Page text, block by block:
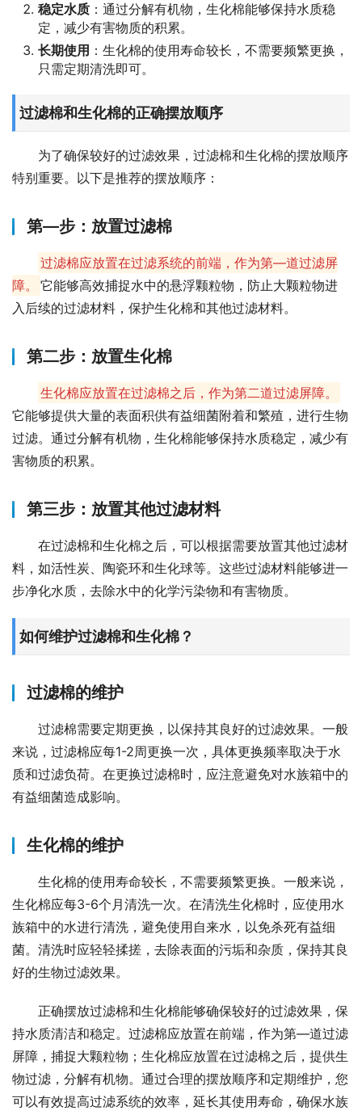
稳定水质 ：通过分解有机物，生化棉能够保持水质稳
定，减少有害物质的积累。
长期使用 ：生化棉的使用寿命较长，不需要频繁更换，
只需定期清洗即可。
过滤棉和生化棉的正确摆放顺序
为了确保较好的过滤效果，过滤棉和生化棉的摆放顺序
特别重要。以下是推荐的摆放顺序：
第—步：放置过滤棉
过滤棉应放置在过滤系统的前端，作为第—道过滤屏
障。
它能够高效捕捉水中的悬浮颗粒物，防止大颗粒物进
入后续的过滤材料，保护生化棉和其他过滤材料。
第二步：放置生化棉
生化棉应放置在过滤棉之后，作为第二道过滤屏障。
它能够提供大量的表面积供有益细菌附着和繁殖，进行生物
过滤。通过分解有机物，生化棉能够保持水质稳定，减少有
害物质的积累。
第三步：放置其他过滤材料
在过滤棉和生化棉之后，可以根据需要放置其他过滤材
料，如活性炭、陶瓷环和生化球等。这些过滤材料能够进一
步净化水质，去除水中的化学污染物和有害物质。
如何维护过滤棉和生化棉？
过滤棉的维护
过滤棉需要定期更换，以保持其良好的过滤效果。一般
来说，过滤棉应每1-2周更换一次，具体更换频率取决于水
质和过滤负荷。在更换过滤棉时，应注意避免对水族箱中的
有益细菌造成影响。
生化棉的维护
生化棉的使用寿命较长，不需要频繁更换。一般来说，
生化棉应每3-6个月清洗一次。在清洗生化棉时，应使用水
族箱中的水进行清洗，避免使用自来水，以免杀死有益细
菌。清洗时应轻轻揉搓，去除表面的污垢和杂质，保持其良
好的生物过滤效果。
正确摆放过滤棉和生化棉能够确保较好的过滤效果，保
持水质清洁和稳定。过滤棉应放置在前端，作为第—道过滤
屏障，捕捉大颗粒物；生化棉应放置在过滤棉之后，提供生
物过滤，分解有机物。通过合理的摆放顺序和定期维护，您
可以有效提高过滤系统的效率，延长其使用寿命，确保水族